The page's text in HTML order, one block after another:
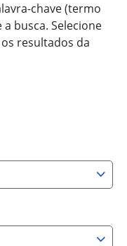
chave (termo
busca. Selecione
resultados da